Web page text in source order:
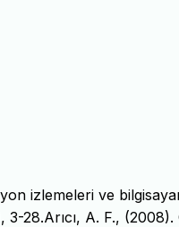
izlemeleri ve
28.Arıcı, A. F.,